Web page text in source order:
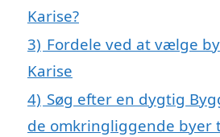
Karise?
3) Fordele ved at vælge
Karise
4) Søg efter en dygtig
de omkringliggende byer